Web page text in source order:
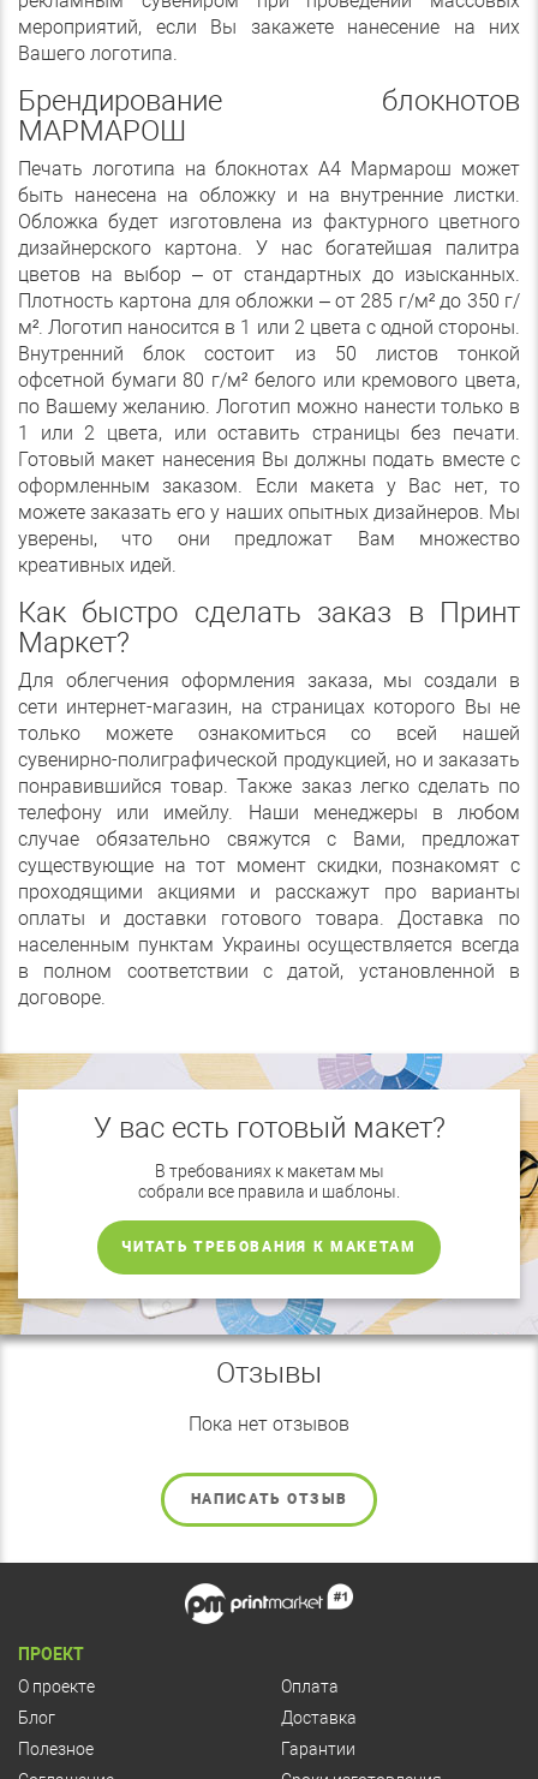
мероприятий, если Вы закажете нанесение на них
Вашего логотипа.
Брендирование блокнотов
МАРМАРОШ
Печать логотипа на блокнотах А4 Мармарош может
быть нанесена на обложку и на внутренние листки.
Обложка будет изготовлена из фактурного цветного
дизайнерского картона. У нас богатейшая палитра
цветов на выбор – от стандартных до изысканных.
Плотность картона для обложки – от 285 г/м² до 350 г/
м². Логотип наносится в 1 или 2 цвета с одной стороны.
Внутренний блок состоит из 50 листов тонкой
офсетной бумаги 80 г/м² белого или кремового цвета,
по Вашему желанию. Логотип можно нанести только в
1 или 2 цвета, или оставить страницы без печати.
Готовый макет нанесения Вы должны подать вместе с
оформленным заказом. Если макета у Вас нет, то
можете заказать его у наших опытных дизайнеров. Мы
уверены, что они предложат Вам множество
креативных идей.
Как быстро сделать заказ в Принт
Маркет?
Для облегчения оформления заказа, мы создали в
сети интернет-магазин, на страницах которого Вы не
только можете ознакомиться со всей нашей
сувенирно-полиграфической продукцией, но и заказать
понравившийся товар. Также заказ легко сделать по
телефону или имейлу. Наши менеджеры в любом
случае обязательно свяжутся с Вами, предложат
существующие на тот момент скидки, познакомят с
проходящими акциями и расскажут про варианты
оплаты и доставки готового товара. Доставка по
населенным пунктам Украины осуществляется всегда
в полном соответствии с датой, установленной в
договоре.
У вас есть готовый макет?
В требованиях к макетам мы
собрали все правила и шаблоны.
ЧИТАТЬ ТРЕБОВАНИЯ К МАКЕТАМ
Отзывы
Пока нет отзывов
НАПИСАТЬ ОТЗЫВ
ПРОЕКТ
О проекте
Блог
Полезное
Оплата
Доставка
Гарантии